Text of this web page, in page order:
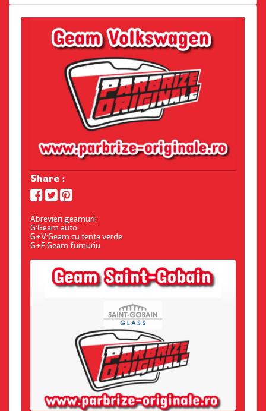
Share :
Abrevieri geamuri:
G:Geam auto
G+V:Geam cu tenta verde
G+F:Geam fumuriu